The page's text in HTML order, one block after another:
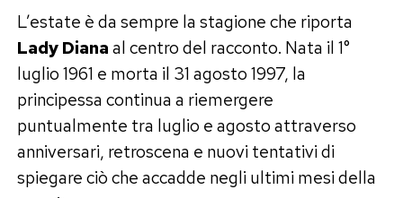
Da qui è partita l’ipotesi che tra le due ballerine,
in passato, possa esserci stato un legame più
intenso di una semplice amicizia.
Al momento, però, non esiste alcuna conferma
diretta di una relazione sentimentale tra Megan
e Franceska. Le foto e le dediche testimoniano
una forte vicinanza, ma non bastano da sole per
L’estate è da sempre la stagione che riporta
Lady Dianaal centro del racconto. Nata il 1°
luglio 1961 e morta il 31 agosto 1997, la
principessa continua a riemergere
puntualmente tra luglio e agosto attraverso
anniversari, retroscena e nuovi tentativi di
spiegare ciò che accadde negli ultimi mesi della